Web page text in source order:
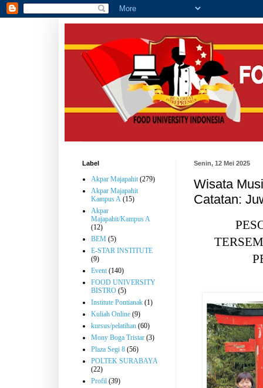
Senin, 12 Mei 2025
Wisata
Catatan:
Label
Akpar Majapahit (279)
Akpar Majapahit
Kampus A (15)
Akpar
Majapahit/Kampus A
(12)
BEM (5)
E-STAR INSTITUTE
(9)
Event (140)
FOOD UNIVERSITY
BISTRO (5)
Institute Pontianak (1)
Kuliah Online (9)
kursus/pelatihan (60)
Mony Boga Tristar (3)
Plaza Segi 8 (56)
POLTEK SURABAYA
(22)
Profil (39)